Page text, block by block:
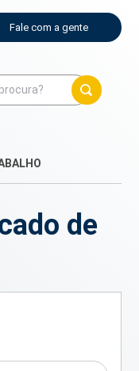
Fale com a gente
de